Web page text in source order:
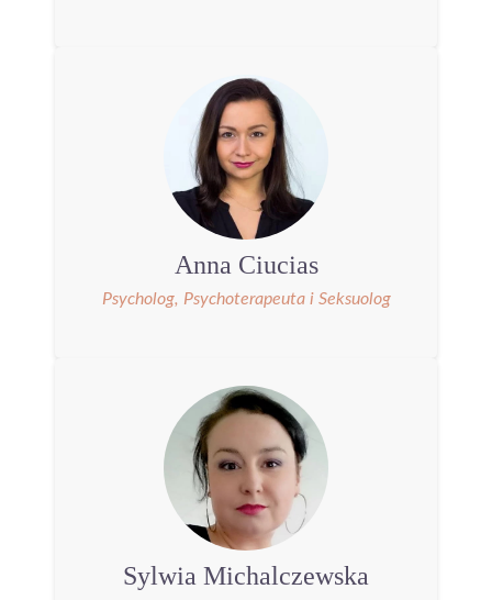
Anna Ciucias
Psycholog, Psychoterapeuta i Seksuolog
Sylwia Michalczewska